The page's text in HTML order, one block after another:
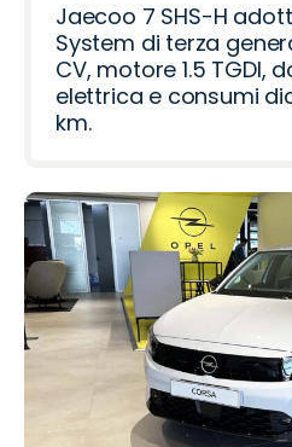
Jaecoo 7 SHS-H
System di terza
CV, motore 1.5 TGDI,
elettrica e consumi
km.